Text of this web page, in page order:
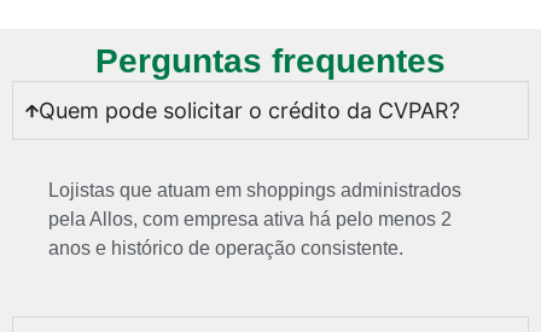
Perguntas frequentes
Quem pode solicitar o crédito da CVPAR?
Lojistas que atuam em shoppings administrados
pela Allos, com empresa ativa há pelo menos 2
anos e histórico de operação consistente.